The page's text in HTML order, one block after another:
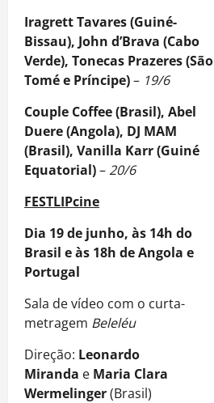
Iragrett Tavares (Guiné-
Bissau), John d’Brava (Cabo
Verde), Tonecas Prazeres (São
Tomé e Príncipe)– 19/6
Couple Coffee (Brasil), Abel
Duere (Angola), DJ MAM
(Brasil), Vanilla Karr (Guiné
Equatorial)– 20/6
FESTLIPcine
Dia 19 de junho, às 14h do
Brasil e às 18h de Angola e
Portugal
Sala de vídeo com o curta-
metragem Beleléu
Direção: Leonardo
Miranda e Maria Clara
Wermelinger(Brasil)